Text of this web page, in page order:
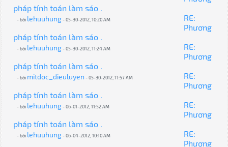
pháp tính toán làm sáo .
- bởi lehuuhung- 05-30-2012, 10:20 AM
RE:
Phương
pháp tính toán làm sáo .
- bởi lehuuhung- 05-30-2012, 11:24 AM
RE:
Phương
pháp tính toán làm sáo .
- bởi mitdoc_dieuluyen - 05-30-2012, 11:57 AM
RE:
Phương
pháp tính toán làm sáo .
- bởi lehuuhung- 06-01-2012, 11:52 AM
RE:
Phương
pháp tính toán làm sáo .
- bởi lehuuhung- 06-04-2012, 10:10 AM
RE:
Phương